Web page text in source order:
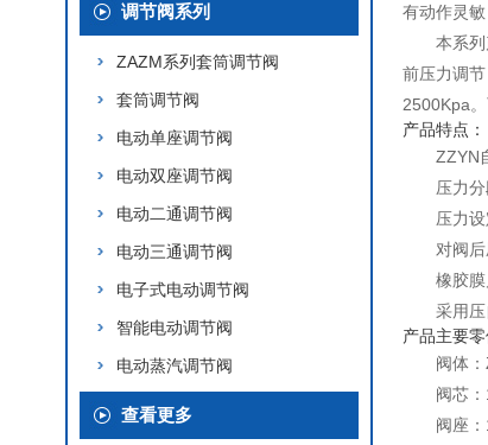
调节阀系列
ZAZM系列套筒调节阀
套筒调节阀
电动单座调节阀
电动双座调节阀
电动二通调节阀
电动三通调节阀
电子式电动调节阀
智能电动调节阀
电动蒸汽调节阀
查看更多
有动作灵
本系
前压力调
2500Kpa
产品特点：
ZZYN
压力
压力
对阀
橡胶
采用
产品主要零
阀体
阀芯
阀座